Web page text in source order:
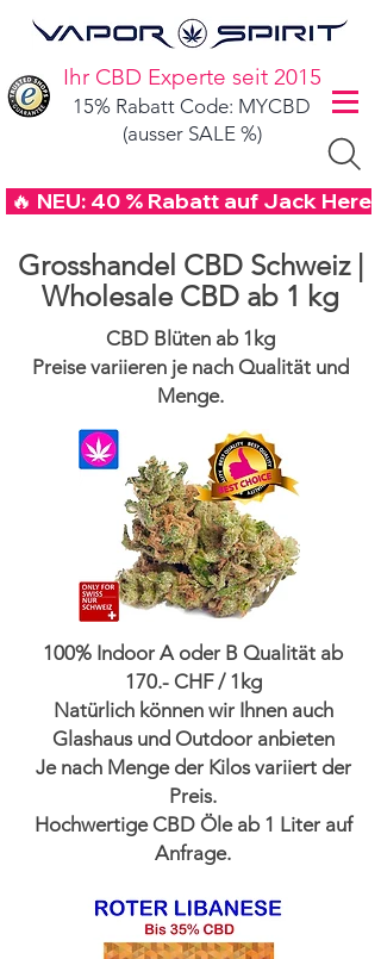
Ihr CBD Experte seit 2015
15% Rabatt Code: MYCBD
(ausser SALE %)
🔥 NEU: 40 % Rabatt auf Jack
Grosshandel CBD Schweiz |
Wholesale CBD ab 1 kg
CBD Blüten ab 1kg
Preise variieren je nach Qualität und
Menge.
100% Indoor A oder B Qualität ab
170.- CHF / 1kg
Natürlich können wir Ihnen auch
Glashaus und Outdoor anbieten
Je nach Menge der Kilos variiert der
Preis.
Hochwertige CBD Öle ab 1 Liter auf
Anfrage.